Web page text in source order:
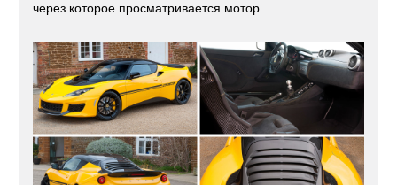
через которое просматривается мотор.